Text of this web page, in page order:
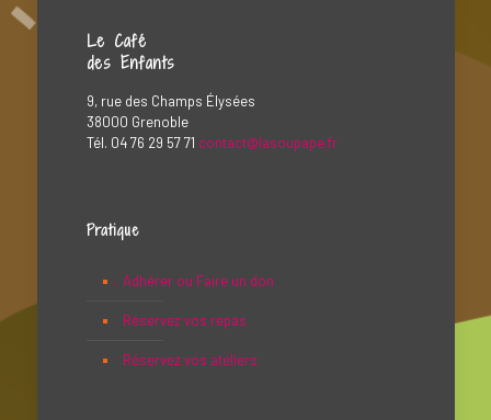
Le Café
des Enfants
9, rue des Champs Élysées
38000 Grenoble
Tél. 04 76 29 57 71 contact@lasoupape.fr
Pratique
Adhérer ou Faire un don
Réservez vos repas
Réservez vos ateliers